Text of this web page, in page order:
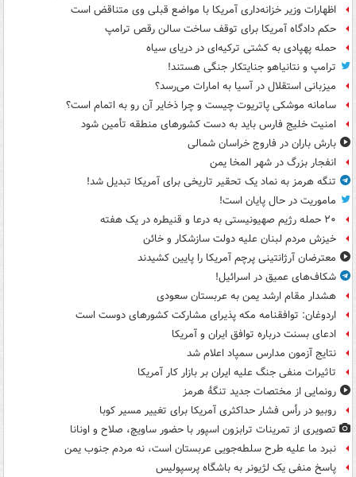
اظهارات وزیر خزانه‌داری آمریکا با مواضع قبلی وی متناقض است
حکم دادگاه آمریکا برای توقف ساخت سالن رقص ترامپ
حمله پهپادی به کشتی ترکیه‌ای در دریای سیاه
ترامپ و نتانیاهو جنایتکار جنگی هستند!
میزبانی استقلال در آسیا به امارات می‌رسد؟
سامانه موشکی پاتریوت چیست و چرا ذخایر آن رو به اتمام است؟
امنیت خلیج فارس باید به دست کشورهای منطقه تأمین شود
بارش باران در فاروج خراسان شمالی
انفجار بزرگ در شهر المخا یمن
تنگه هرمز به نماد یک تحقیر تاریخی برای آمریکا تبدیل شد!
ماموریت در حال پایان است!
۲۰ حمله رژیم صهیونیستی به درعا و قنیطره در یک هفته
خیزش مردم لبنان علیه دولت سازشکار و خائن
معترضان آرژانتینی پرچم آمریکا را پایین کشیدند
شکاف‌های عمیق در اسرائیل!
هشدار مقام ارشد یمن به عربستان سعودی
اردوغان: توافقنامه مکه پذیرای مشارکت کشورهای دوست است
ادعای بسنت درباره توافق ایران و آمریکا
نتایج آزمون مدارس سمپاد اعلام شد
تاثیرات منفی جنگ علیه ایران بر بازار کار آمریکا
رونمایی از مختصات جدید تنگۀ هرمز
روبیو در رأس فشار حداکثری آمریکا برای تغییر مسیر کوبا
تصویری از تمرینات ترابزون اسپور با حضور ساویچ، صلاح و اونانا
نبرد ما علیه طرح سلطه‌جویی عربستان است، نه مردم جنوب یمن
پاسخ منفی یک لژیونر به باشگاه پرسپولیس